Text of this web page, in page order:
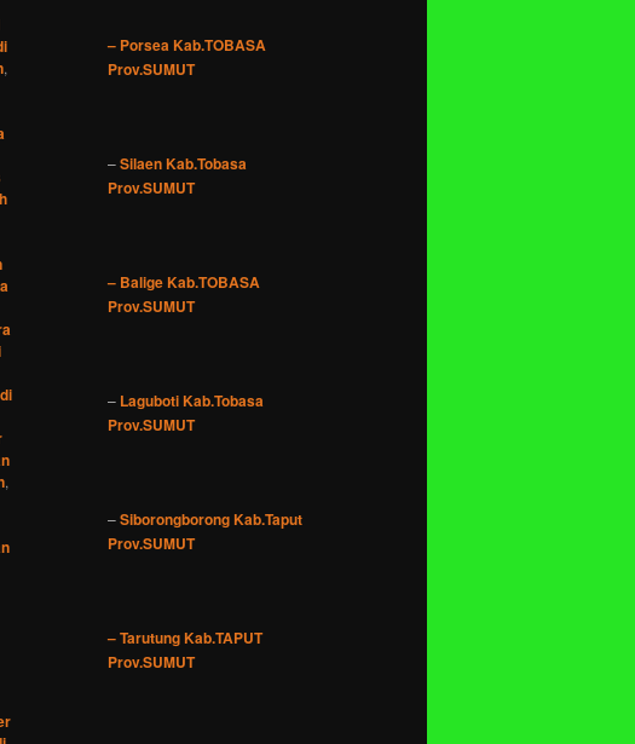
,
,
– Porsea Kab.TOBASA
Prov.SUMUT
–Silaen Kab.Tobasa
Prov.SUMUT
– Balige Kab.TOBASA
Prov.SUMUT
– Laguboti Kab.Tobasa
Prov.SUMUT
–Siborongborong Kab.Taput
Prov.SUMUT
– Tarutung Kab.TAPUT
Prov.SUMUT